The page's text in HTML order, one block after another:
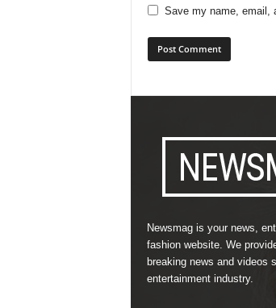
Save my name, email,
Newsmag is your news,
fashion website. We
breaking news and videos
entertainment industry.